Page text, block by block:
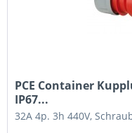
PCE Container
IP67...
32A 4p. 3h 440V,